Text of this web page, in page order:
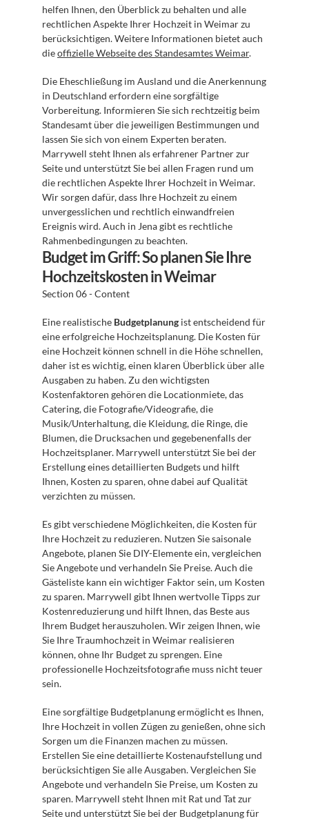
helfen Ihnen, den Überblick zu behalten und alle
rechtlichen Aspekte Ihrer Hochzeit in Weimar zu
berücksichtigen. Weitere Informationen bietet auch
die offizielle Webseite des Standesamtes Weimar.
Die Eheschließung im Ausland und die Anerkennung
in Deutschland erfordern eine sorgfältige
Vorbereitung. Informieren Sie sich rechtzeitig beim
Standesamt über die jeweiligen Bestimmungen und
lassen Sie sich von einem Experten beraten.
Marrywell steht Ihnen als erfahrener Partner zur
Seite und unterstützt Sie bei allen Fragen rund um
die rechtlichen Aspekte Ihrer Hochzeit in Weimar.
Wir sorgen dafür, dass Ihre Hochzeit zu einem
unvergesslichen und rechtlich einwandfreien
Ereignis wird. Auch in Jena gibt es rechtliche
Rahmenbedingungen zu beachten.
Budget im Griff: So planen Sie Ihre
Hochzeitskosten in Weimar
Section 06 - Content
Eine realistische Budgetplanung ist entscheidend für
eine erfolgreiche Hochzeitsplanung. Die Kosten für
eine Hochzeit können schnell in die Höhe schnellen,
daher ist es wichtig, einen klaren Überblick über alle
Ausgaben zu haben. Zu den wichtigsten
Kostenfaktoren gehören die Locationmiete, das
Catering, die Fotografie/Videografie, die
Musik/Unterhaltung, die Kleidung, die Ringe, die
Blumen, die Drucksachen und gegebenenfalls der
Hochzeitsplaner. Marrywell unterstützt Sie bei der
Erstellung eines detaillierten Budgets und hilft
Ihnen, Kosten zu sparen, ohne dabei auf Qualität
verzichten zu müssen.
Es gibt verschiedene Möglichkeiten, die Kosten für
Ihre Hochzeit zu reduzieren. Nutzen Sie saisonale
Angebote, planen Sie DIY-Elemente ein, vergleichen
Sie Angebote und verhandeln Sie Preise. Auch die
Gästeliste kann ein wichtiger Faktor sein, um Kosten
zu sparen. Marrywell gibt Ihnen wertvolle Tipps zur
Kostenreduzierung und hilft Ihnen, das Beste aus
Ihrem Budget herauszuholen. Wir zeigen Ihnen, wie
Sie Ihre Traumhochzeit in Weimar realisieren
können, ohne Ihr Budget zu sprengen. Eine
professionelle Hochzeitsfotografie muss nicht teuer
sein.
Eine sorgfältige Budgetplanung ermöglicht es Ihnen,
Ihre Hochzeit in vollen Zügen zu genießen, ohne sich
Sorgen um die Finanzen machen zu müssen.
Erstellen Sie eine detaillierte Kostenaufstellung und
berücksichtigen Sie alle Ausgaben. Vergleichen Sie
Angebote und verhandeln Sie Preise, um Kosten zu
sparen. Marrywell steht Ihnen mit Rat und Tat zur
Seite und unterstützt Sie bei der Budgetplanung für